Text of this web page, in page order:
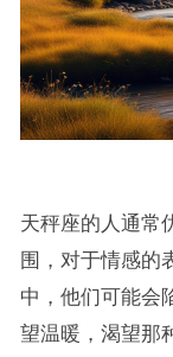
天秤座的人通常
围，对于情感的
中，他们可能会
望温暖，渴望那